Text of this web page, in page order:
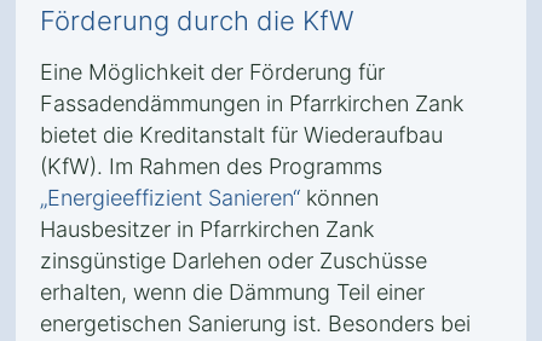
Förderung durch die KfW
Eine Möglichkeit der Förderung für
Fassadendämmungen in Pfarrkirchen Zank
bietet die Kreditanstalt für Wiederaufbau
(KfW). Im Rahmen des Programms
„Energieeffizient Sanieren“ können
Hausbesitzer in Pfarrkirchen Zank
zinsgünstige Darlehen oder Zuschüsse
erhalten, wenn die Dämmung Teil einer
energetischen Sanierung ist. Besonders bei